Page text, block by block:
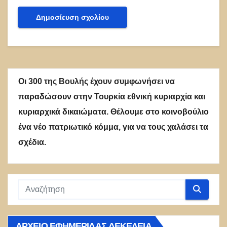
Οι 300 της Βουλής έχουν συμφωνήσει να
παραδώσουν στην Τουρκία εθνική κυριαρχία και
κυριαρχικά δικαιώματα. Θέλουμε στο κοινοβούλιο
ένα νέο πατριωτικό κόμμα, για να τους χαλάσει τα
σχέδια.